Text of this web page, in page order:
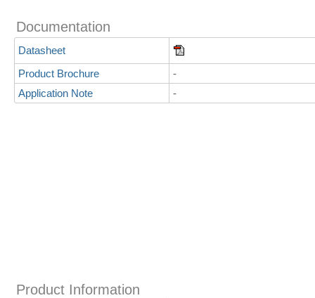
Documentation
Datasheet
Product Brochure
-
Application Note
-
Product Information